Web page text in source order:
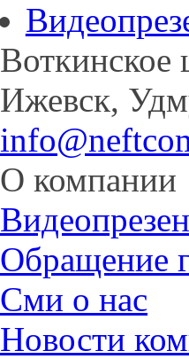
Воткинское
Ижевск,
О компании
Обращение
Сми о нас
Новости